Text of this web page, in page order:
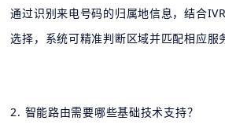
通过识别来电号码的归属地信息，结合
选择，系统可精准判断区域并匹配相应服
2. 智能路由需要哪些基础技术支持？